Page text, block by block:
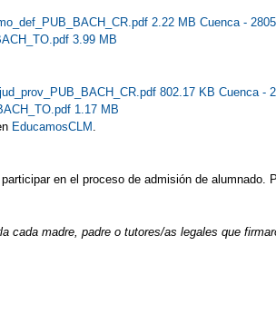
2.22 MB Cuenca -
3.99 MB
802.17 KB Cuenca -
1.17 MB
EducamosCLM
en el proceso de admisión de alumnado.
cada madre, padre o tutores/as legales que